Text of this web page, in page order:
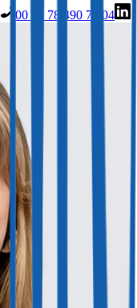
00 41 78 490 74 04